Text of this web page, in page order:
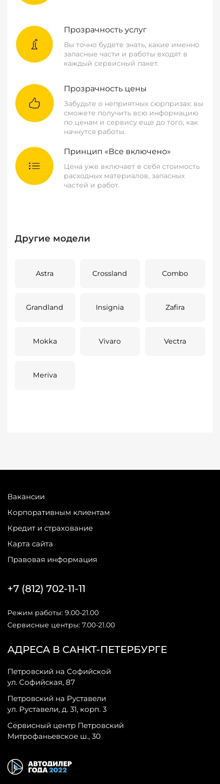
Прозрачность услуг
Вы точно будете знать, какие именно
запасные части и работы входят в
каждый сервисный пакет.
Прозрачность цены
Забудьте о неприятных сюрпризах: вы
сможете получить всю информацию
по ценам и сервису еще до того, как
начнутся работы.
Принцип «Все включено»
Цена уже включает в себя стоимость
расходных материалов, запасных
частей и работ.
Другие модели
Astra Crossland Combo
Grandland Insignia Zafira
Mokka Vivaro Vectra
Meriva
Вакансии
Корпоративным клиентам
Кредит и страхование
Карта сайта
Правовая информация
АДРЕСА В САНКТ-ПЕТЕРБУРГЕ
Петровский на Софийской
ул. Софийская, 87
Петровский на Руставели
ул. Руставели, д. 31, корп. 3
Сервисный центр Петровский
Митрофаньевское ш., 30
+7 (812) 702-11-11
Режим работы: 9.00-21.00
Сервисные центры: 7.00-21.00